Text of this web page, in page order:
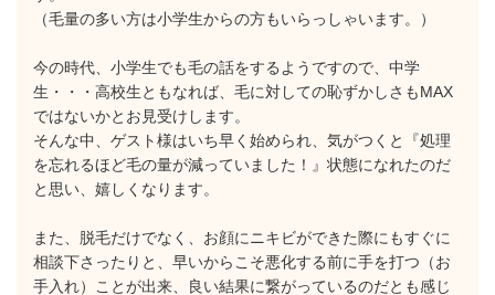
（毛量の多い方は小学生からの方もいらっしゃいます。）
今の時代、小学生でも毛の話をするようですので、中学
生・・・高校生ともなれば、毛に対しての恥ずかしさもMAX
ではないかとお見受けします。
そんな中、ゲスト様はいち早く始められ、気がつくと『処理
を忘れるほど毛の量が減っていました！』状態になれたのだ
と思い、嬉しくなります。
また、脱毛だけでなく、お顔にニキビができた際にもすぐに
相談下さったりと、早いからこそ悪化する前に手を打つ（お
手入れ）ことが出来、良い結果に繋がっているのだとも感じ